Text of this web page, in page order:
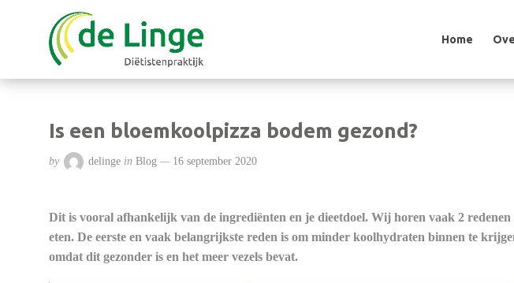
Home
Is een bloemkoolpizza bodem gezond?
by delinge in Blog 16 september 2020
Dit is vooral afhankelijk van de ingrediënten en je dieetdoel. Wij horen vaak 2
eten. De eerste en vaak belangrijkste reden is om minder koolhydraten binnen te
omdat dit gezonder is en het meer vezels bevat.